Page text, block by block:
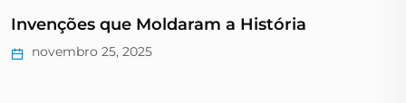
Invenções que Moldaram a História
novembro 25, 2025